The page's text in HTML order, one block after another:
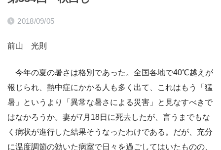
2018/09/05
前山 光則
今年の夏の暑さは格別であった。全国各地で40℃越えが
報じられ、熱中症にかかる人も多く出て、これはもう「猛
暑」というより「異常な暑さによる災害」と見なすべきで
はなかろうか。妻が7月18日に死去したが、言うまでもな
く病状が進行した結果そうなったわけである。だが、充分
に温度調節の効いた病室で日々を過ごしてはいたものの、